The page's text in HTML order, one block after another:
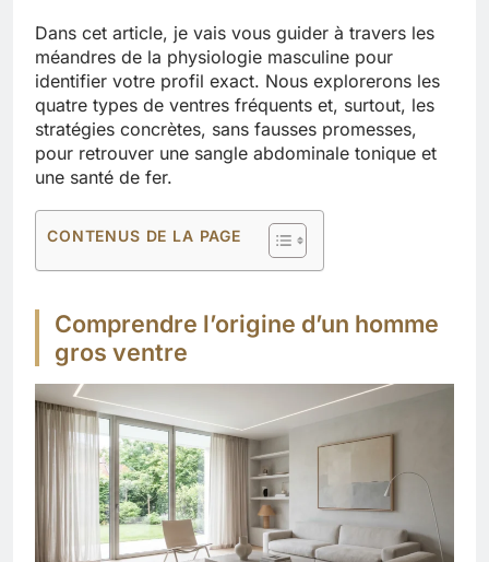
Dans cet article, je vais vous guider à travers les
méandres de la physiologie masculine pour
identifier votre profil exact. Nous explorerons les
quatre types de ventres fréquents et, surtout, les
stratégies concrètes, sans fausses promesses,
pour retrouver une sangle abdominale tonique et
une santé de fer.
CONTENUS DE LA PAGE
Comprendre l’origine d’un homme
gros ventre